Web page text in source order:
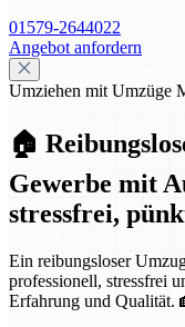
01579-2644022
Angebot anfordern
Umziehen mit Umzüge
🏠
Gewerbe mit
stressfrei,
Ein reibungsloser
professionell, stressfrei
Erfahrung und Qualität.